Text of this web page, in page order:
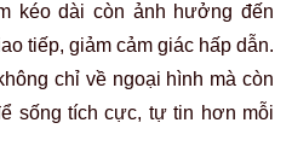
kéo dài còn ảnh hưởng đến
tiếp, giảm cảm giác hấp dẫn.
chỉ về ngoại hình mà còn
sống tích cực, tự tin hơn mỗi